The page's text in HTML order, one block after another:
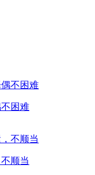
困难
顺当